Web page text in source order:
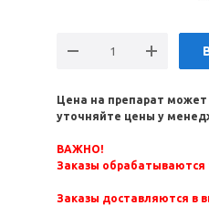
Цена на препарат может
уточняйте цены у
ВАЖНО!
Заказы обрабатываются
Заказы доставляются в